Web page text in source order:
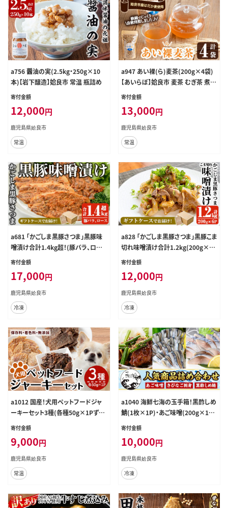
a756 醤油の実(2.5kg・250g×10
本)【岩下醸造】姶良市 常温 瓶詰め
寄付金額
12,000円
鹿児島県姶良市
常温
a947 あい裸(ら)麦茶(200g×4袋)
【あいらぼ】姶良市 麦茶 むぎ茶 煮出
しドリンク お茶 常温 常温保存
寄付金額
13,000円
鹿児島県姶良市
常温
a681 「かごしま黒豚さつま」黒豚味
噌漬け合計1.4kg超！(豚バラ、ロー
ス・各180g×4パック)【AKR Food C
肉 豚 豚肉 バラ ばら ロース 味付き
味付け 冷凍 個包装 小分け
寄付金額
17,000円
鹿児島県姶良市
冷凍
a828 「かごしま黒豚さつま」黒豚こま
切れ味噌漬け合計1.2kg(200g×6
P)【AKR Food Company】姶良市
味付け
寄付金額
12,000円
鹿児島県姶良市
冷凍
a1012 国産！犬用ペットフードジャ
ーキーセット3種(各種50g×1Pずつ)
【南国酒蔵88】姶良市 鹿児島 動物
犬 ドッグ ペット フード 餌 エサ おや
つ 乾物 ごはん ご飯 間食 ご褒美 ペッ
ト関係
寄付金額
9,000円
鹿児島県姶良市
常温
a1040 海鮮七海の玉手箱！黒酢しめ
鯖(1枚×1P)・あご味噌(200g×1
P)・キビナゴ刺身(15尾入り×2P)詰
め合わせセット【海鮮七海】姶良市 し
めさば しめ鯖 サバ さば あご肉 豚あ
ご肉 惣菜 味付け肉 キビナゴ きびな
ご 刺身 セット 詰合せ 冷凍 簡単 お
かず おつまみ
寄付金額
10,000円
鹿児島県姶良市
冷凍